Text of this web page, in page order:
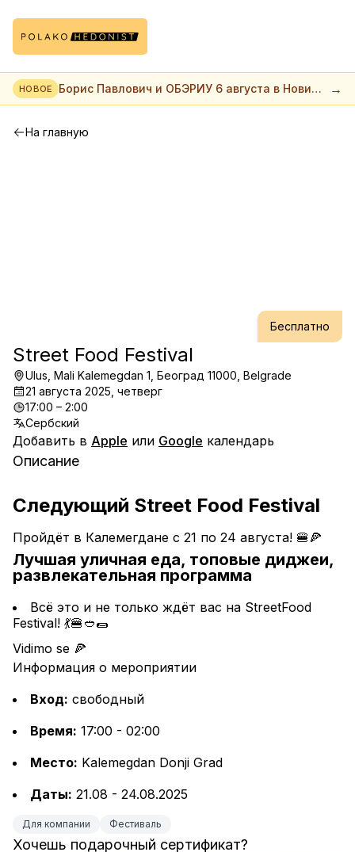
НОВОЕ
Борис Павлович и ОБЭРИУ 6 августа в Нови
саде
→
На главную
Бесплатно
Street Food Festival
Ulus, Mali Kalemegdan 1, Београд 11000, Belgrade
21 августа 2025, четверг
17:00 – 2:00
Сербский
Добавить в Apple или Google календарь
Описание
Следующий Street Food Festival
Пройдёт в Калемегдане с 21 по 24 августа! 🍔🍕
Лучшая уличная еда, топовые диджеи,
развлекательная программа
Всё это и не только ждёт вас на StreetFood
Festival! 💃🍔🥙🌯
Vidimo se 🍕
Информация о мероприятии
Вход: свободный
Время: 17:00 - 02:00
Место: Kalemegdan Donji Grad
Даты: 21.08 - 24.08.2025
Для компании Фестиваль
Хочешь подарочный сертификат?